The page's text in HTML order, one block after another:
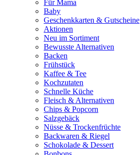
Für Mama
Baby
Geschenkkarten & Gutscheine
Aktionen
Neu im Sortiment
Bewusste Alternativen
Backen
Frühstück
Kaffee & Tee
Kochzutaten
Schnelle Küche
Fleisch & Alternativen
Chips & Popcorn
Salzgebäck
Nüsse & Trockenfrüchte
Backwaren & Riegel
Schokolade & Dessert